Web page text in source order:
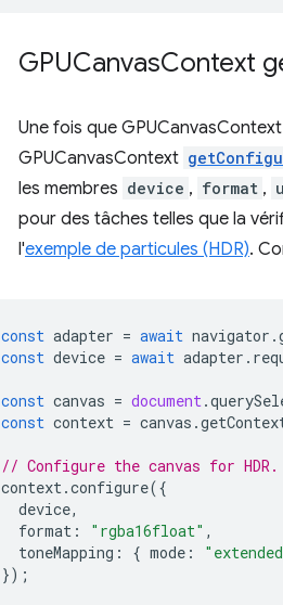
GPUCanvasContext
Une fois que GPUCanvasContext
GPUCanvasContext
les membres device , format ,
pour des tâches telles que la
l'exemple de particules (HDR).
const adapter = await navigator .
const device = await adapter .
const canvas = document.
const context = canvas .
// Configure the canvas for HDR.
context.configure({
device,
format : "rgba16float" ,
toneMapping : { mode :
});